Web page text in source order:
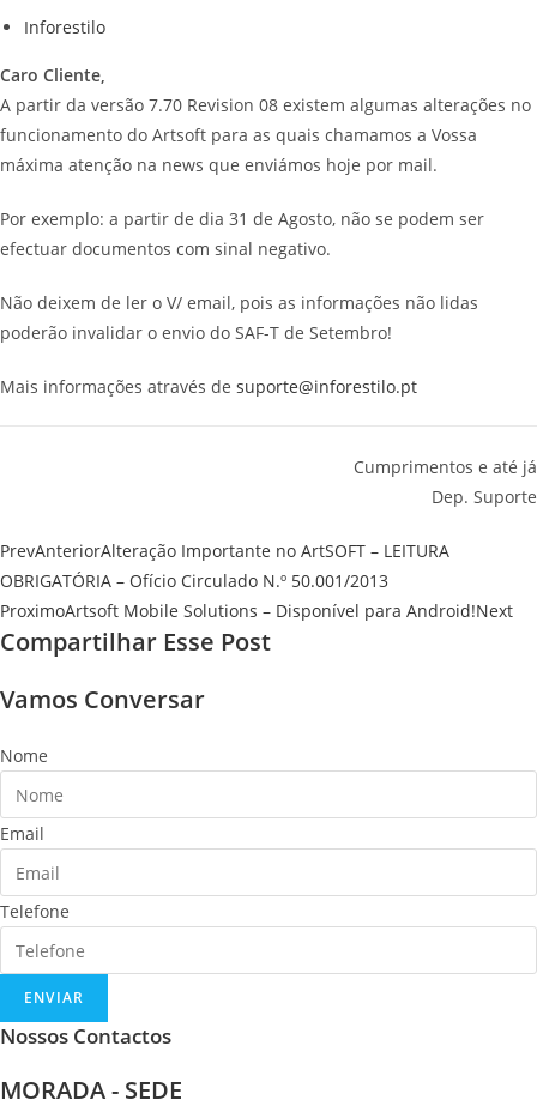
Inforestilo
Caro Cliente,
A partir da versão 7.70 Revision 08 existem algumas alterações no
funcionamento do Artsoft para as quais chamamos a Vossa
máxima atenção na news que enviámos hoje por mail.
Por exemplo: a partir de dia 31 de Agosto, não se podem ser
efectuar documentos com sinal negativo.
Não deixem de ler o V/ email, pois as informações não lidas
poderão invalidar o envio do SAF-T de Setembro!
Mais informações através de suporte@inforestilo.pt
Cumprimentos e até já
Dep. Suporte
PrevAnteriorAlteração Importante no ArtSOFT – LEITURA
OBRIGATÓRIA – Ofício Circulado N.º 50.001/2013
ProximoArtsoft Mobile Solutions – Disponível para Android!Next
Compartilhar Esse Post
Vamos Conversar
Nome
Email
Telefone
ENVIAR
Nossos Contactos
MORADA - SEDE